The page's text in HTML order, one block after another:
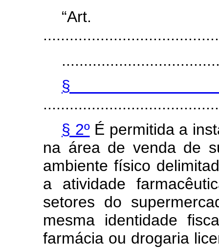
§
§ 2ºÉ permitida a
na área de venda de
ambiente físico
a atividade
setores do
mesma identidade
farmácia ou drogaria